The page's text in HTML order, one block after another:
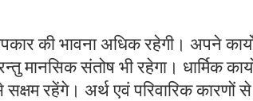
की भावना अधिक रहेगी। अपने
मानसिक संतोष भी रहेगा। धार्मिक
रहेंगे। अर्थ एवं परिवारिक कारणों